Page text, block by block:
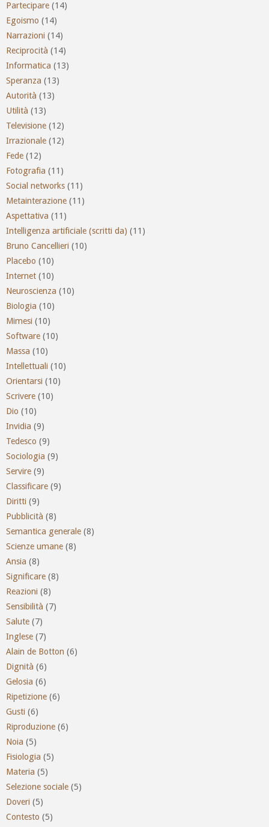
Partecipare (14)
Egoismo (14)
Narrazioni (14)
Reciprocità (14)
Informatica (13)
Speranza (13)
Autorità (13)
Utilità (13)
Televisione (12)
Irrazionale (12)
Fede (12)
Fotografia (11)
Social networks (11)
Metainterazione (11)
Aspettativa (11)
Intelligenza artificiale (scritti da) (11)
Bruno Cancellieri (10)
Placebo (10)
Internet (10)
Neuroscienza (10)
Biologia (10)
Mimesi (10)
Software (10)
Massa (10)
Intellettuali (10)
Orientarsi (10)
Scrivere (10)
Dio (10)
Invidia (9)
Tedesco (9)
Sociologia (9)
Servire (9)
Classificare (9)
Diritti (9)
Pubblicità (8)
Semantica generale (8)
Scienze umane (8)
Ansia (8)
Significare (8)
Reazioni (8)
Sensibilità (7)
Salute (7)
Inglese (7)
Alain de Botton (6)
Dignità (6)
Gelosia (6)
Ripetizione (6)
Gusti (6)
Riproduzione (6)
Noia (5)
Fisiologia (5)
Materia (5)
Selezione sociale (5)
Doveri (5)
Contesto (5)